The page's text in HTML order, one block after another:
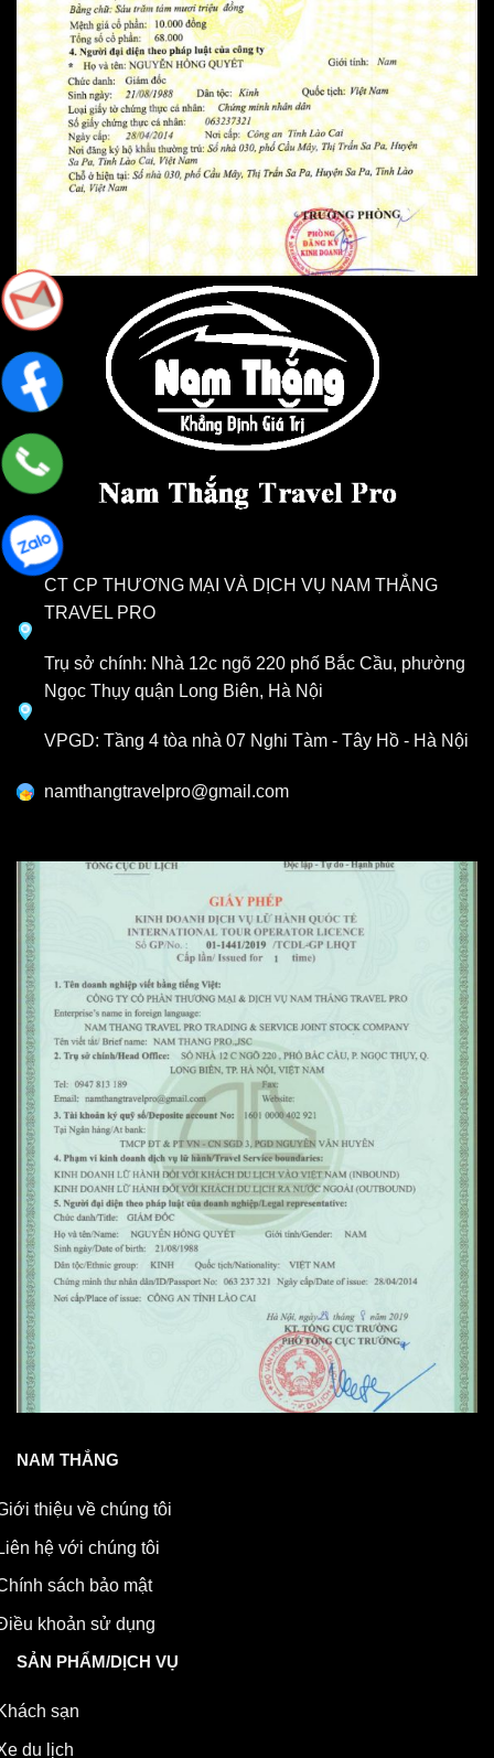
CT CP THƯƠNG MẠI VÀ DỊCH VỤ NAM THẮNG
TRAVEL PRO
Trụ sở chính: Nhà 12c ngõ 220 phố Bắc Cầu, phường
Ngọc Thụy quận Long Biên, Hà Nội
VPGD: Tầng 4 tòa nhà 07 Nghi Tàm - Tây Hồ - Hà Nội
namthangtravelpro@gmail.com
NAM THẮNG
thiệu về chúng tôi
hệ với chúng tôi
sách bảo mật
khoản sử dụng
SẢN PHẨM/DỊCH VỤ
sạn
du lịch